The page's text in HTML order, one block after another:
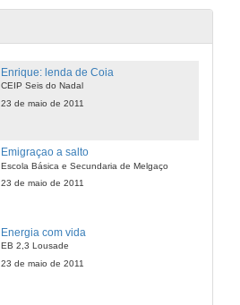
Enrique: lenda de Coia
CEIP Seis do Nadal
23 de maio de 2011
Emigraçao a salto
Escola Básica e Secundaria de Melgaço
23 de maio de 2011
Energia com vida
EB 2,3 Lousade
23 de maio de 2011